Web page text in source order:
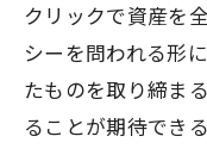
クリックで資産を
シーを問われる形
たものを取り締ま
ることが期待でき